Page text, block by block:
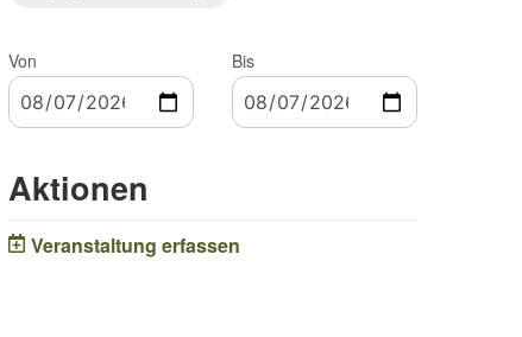
Von Bis
Aktionen
Veranstaltung erfassen